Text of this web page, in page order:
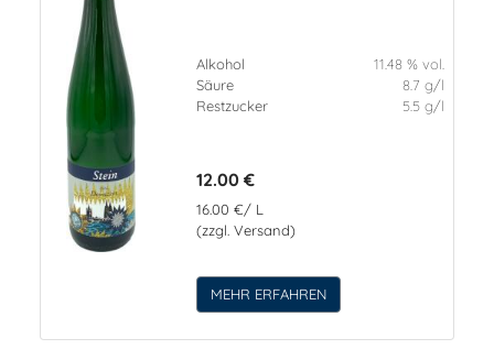
Alkohol
11.48 % vol.
Säure
8.7 g/l
Restzucker
5.5 g/l
12.00 €
16.00 €/ L
(zzgl. Versand)
MEHR ERFAHREN